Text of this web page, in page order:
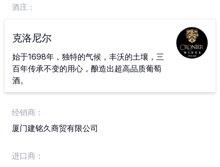
酒庄：
克洛尼尔
始于1698年，独特的气候，丰沃的土壤，三
百年传承不变的用心，酿造出超高品质葡萄
酒。
经销商：
厦门建铭久商贸有限公司
进口商：